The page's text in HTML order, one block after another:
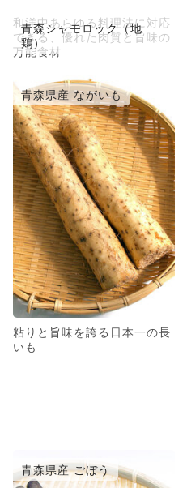
青森シャモロック（地
鶏）
和洋中あらゆる料理法に対応
できる、優れた肉質と旨味の
万能食材
青森県産 ながいも
粘りと旨味を誇る日本一の長
いも
青森県産 ごぼう